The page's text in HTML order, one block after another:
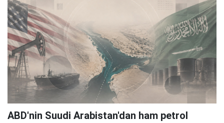
ABD'nin Suudi Arabistan'dan ham petrol